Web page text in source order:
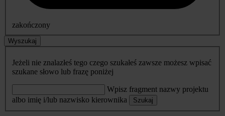
zakończony
Wyszukaj
Jeżeli nie znalazłeś tego czego szukałeś zawsze możesz wpisać
szukane słowo lub frazę poniżej
Wpisz fragment nazwy projektu
albo imię i/lub nazwisko kierownika
Szukaj